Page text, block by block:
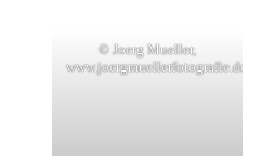
© Joerg Mueller,
www.joergmuellerfotografie.de